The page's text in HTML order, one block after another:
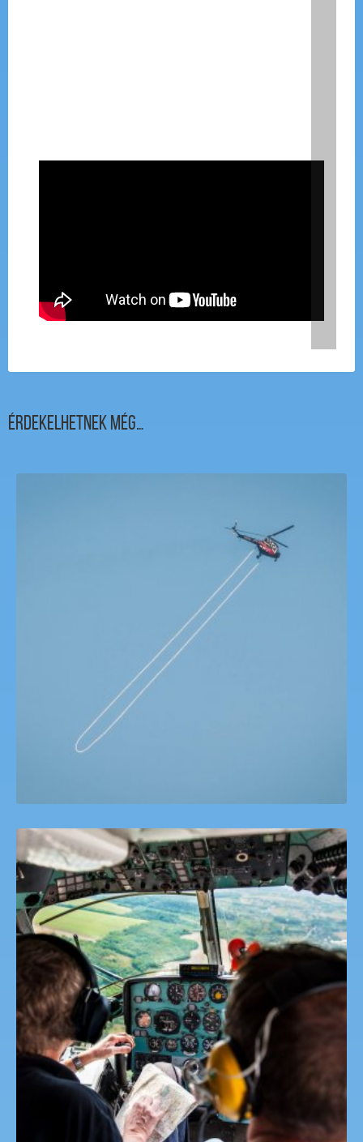
Érdekelhetnek még…
HELIBUNGEE!
127,000
Helikopter Pilótaképzés Heliforce.hu